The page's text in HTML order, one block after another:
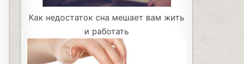
Как недостаток сна мешает вам жить
и работать